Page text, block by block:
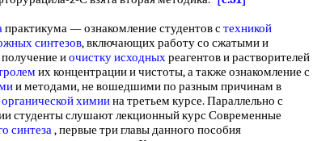
практикума — ознакомление студентов стехникой
синтезов, включающих работу со сжатыми и
получение иочистку исходныхреагентов и растворителей
их концентрации и чистоты, а также ознакомление с
и методами, не вошедшими по разным причинам в
органической химиина третьем курсе. Параллельно с
студенты слушают лекционный курс Современные
синтеза, первые три главы данного пособия